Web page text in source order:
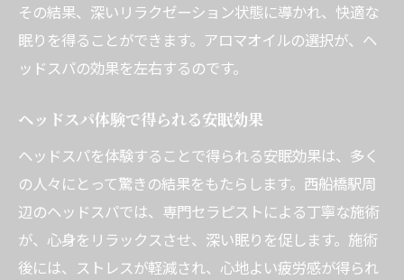
その結果、深いリラクゼーション状態に導かれ、快適な
眠りを得ることができます。アロマオイルの選択が、ヘ
ッドスパの効果を左右するのです。
ヘッドスパ体験で得られる安眠効果
ヘッドスパを体験することで得られる安眠効果は、多く
の人々にとって驚きの結果をもたらします。西船橋駅周
辺のヘッドスパでは、専門セラピストによる丁寧な施術
が、心身をリラックスさせ、深い眠りを促します。施術
後には、ストレスが軽減され、心地よい疲労感が得られ